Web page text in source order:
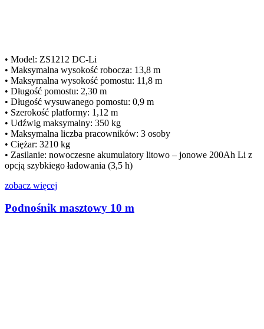
• Model: ZS1212 DC-Li
• Maksymalna wysokość robocza: 13,8 m
• Maksymalna wysokość pomostu: 11,8 m
• Długość pomostu: 2,30 m
• Długość wysuwanego pomostu: 0,9 m
• Szerokość platformy: 1,12 m
• Udźwig maksymalny: 350 kg
• Maksymalna liczba pracowników: 3 osoby
• Ciężar: 3210 kg
• Zasilanie: nowoczesne akumulatory litowo – jonowe 200Ah Li z
opcją szybkiego ładowania (3,5 h)
zobacz więcej
Podnośnik masztowy 10 m